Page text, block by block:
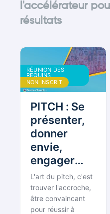
l'accélérateur
résultats
RÉUNION DES
REQUINS
BOUDDHISTES
NON INSCRIT
PITCH : Se
présenter,
donner
envie,
engager
[Réunion
des Requins
#36]
L'art du pitch, c'est
trouver l'accroche,
être convaincant
pour réussir à